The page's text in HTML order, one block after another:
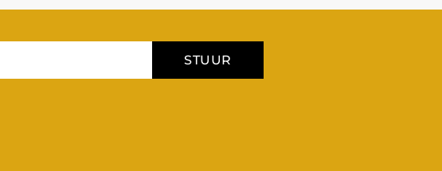
STUUR